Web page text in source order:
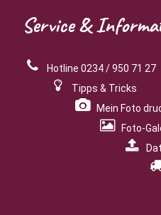
Service&
Hotline 0234 / 950 71 27
Tipps & Tricks
Mein Foto
Foto-